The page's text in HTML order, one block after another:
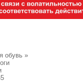
обувь »